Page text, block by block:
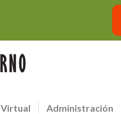
Virtual Administración